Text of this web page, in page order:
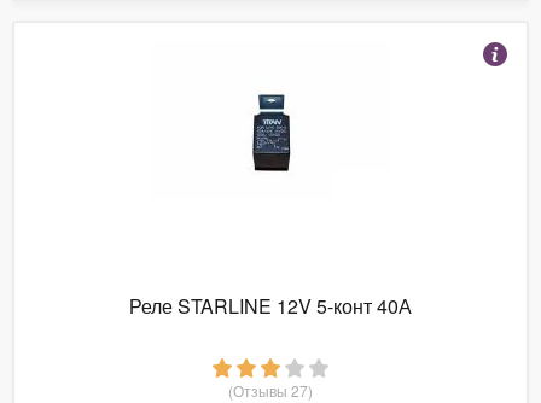
Реле STARLINE 12V 5-конт 40А
(Отзывы 27)